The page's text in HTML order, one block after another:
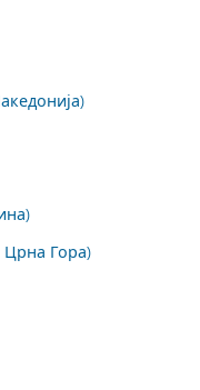
Црна Гора)